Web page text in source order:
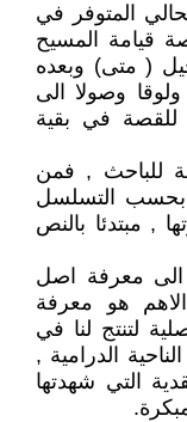
المتوفر في
قيامة المسيح
( متى) وبعده
وصولا الى
للقصة في بقية
للباحث , فمن
بحسب التسلسل
, مبتدئا بالنص
الى معرفة اصل
هو معرفة
لتنتج لنا في
الدرامية ,
التي شهدتها